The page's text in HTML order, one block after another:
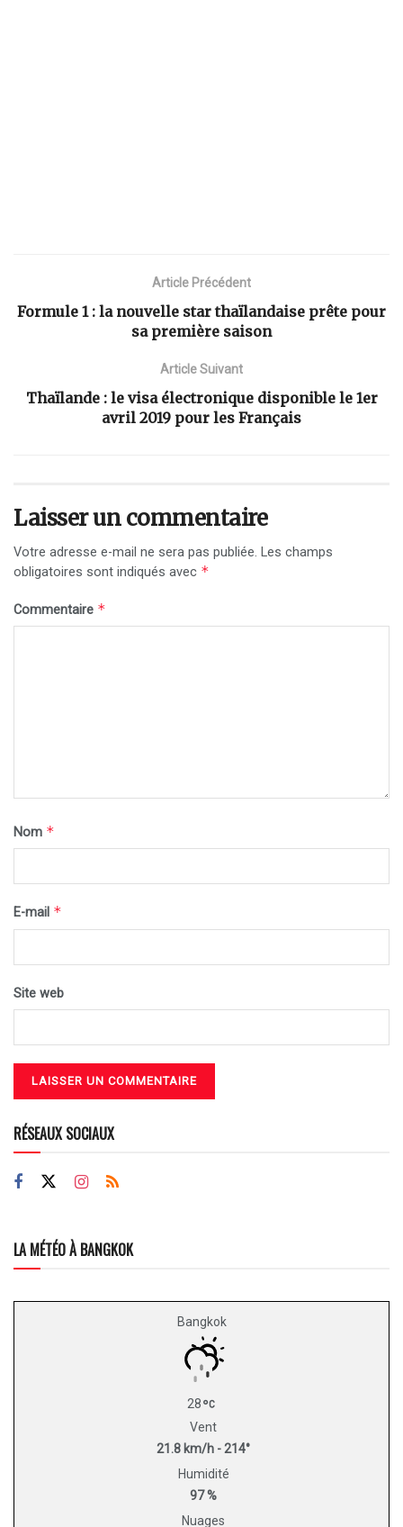
Article Précédent
Formule 1 : la nouvelle star thaïlandaise prête pour
sa première saison
Article Suivant
Thaïlande : le visa électronique disponible le 1er
avril 2019 pour les Français
Laisser un commentaire
Votre adresse e-mail ne sera pas publiée. Les champs
obligatoires sont indiqués avec *
Commentaire *
Nom *
E-mail *
Site web
RÉSEAUX SOCIAUX
LA MÉTÉO À BANGKOK
Bangkok
28
Vent
21.8 km/h - 214°
Humidité
97 %
Nuages